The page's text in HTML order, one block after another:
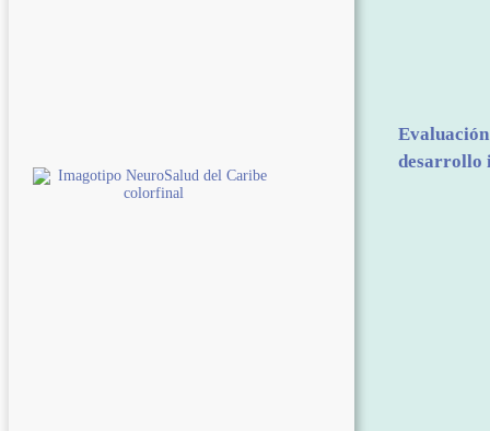
desarrollo